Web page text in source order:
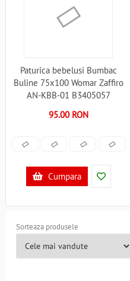
Paturica bebelusi Bumbac
Buline 75x100 Womar Zaffiro
AN-KBB-01 B3405057
95.00 RON
Cumpara
Sorteaza produsele